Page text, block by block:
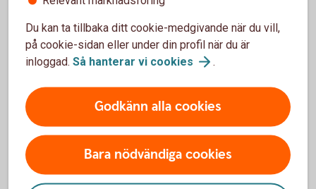
Så stärker du företagets
verksamhet i en föränderlig
värld:
Se till att hålla koll på företagets kassaflöde –
när pengar kommer in och när de går ut. Gör en
och i så fall när, du riskerar att få
likviditetsproblem.
Bygg en buffert, eller förstärk den som redan
finns, för att klara sämre tider och oförutsedda
Du kan ta tillbaka ditt cookie-medgivande när du vill,
på cookie-sidan eller under din profil när du är
inloggad. Så hanterar vi cookies .
Godkänn alla cookies
Bara nödvändiga cookies